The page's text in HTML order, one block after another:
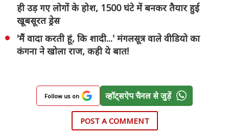
ही उड़ गए लोगों के होश, 1500 घंटे में बनकर तैयार हुई
खूबसूरत ड्रेस
'मैं वादा करती हूं, कि शादी...' मंगलसूत्र वाले वीडियो का
कंगना ने खोला राज, कही ये बात!
Follow us on व्हॉट्सऐप चैनल से जुड़ें
POST A COMMENT